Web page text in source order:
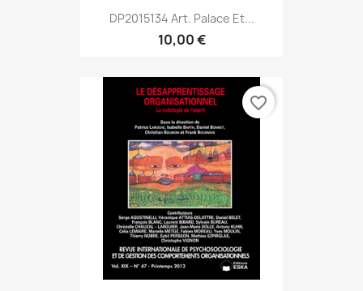
DP2015134 Art. Palace Et...
10,00 €
favorite_border